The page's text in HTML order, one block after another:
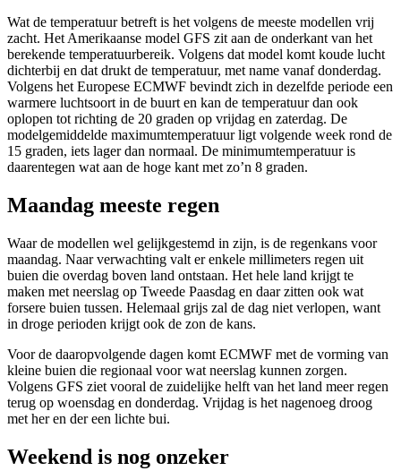
Wat de temperatuur betreft is het volgens de meeste modellen vrij
zacht. Het Amerikaanse model GFS zit aan de onderkant van het
berekende temperatuurbereik. Volgens dat model komt koude lucht
dichterbij en dat drukt de temperatuur, met name vanaf donderdag.
Volgens het Europese ECMWF bevindt zich in dezelfde periode een
warmere luchtsoort in de buurt en kan de temperatuur dan ook
oplopen tot richting de 20 graden op vrijdag en zaterdag. De
modelgemiddelde maximumtemperatuur ligt volgende week rond de
15 graden, iets lager dan normaal. De minimumtemperatuur is
daarentegen wat aan de hoge kant met zo’n 8 graden.
Maandag meeste regen
Waar de modellen wel gelijkgestemd in zijn, is de regenkans voor
maandag. Naar verwachting valt er enkele millimeters regen uit
buien die overdag boven land ontstaan. Het hele land krijgt te
maken met neerslag op Tweede Paasdag en daar zitten ook wat
forsere buien tussen. Helemaal grijs zal de dag niet verlopen, want
in droge perioden krijgt ook de zon de kans.
Voor de daaropvolgende dagen komt ECMWF met de vorming van
kleine buien die regionaal voor wat neerslag kunnen zorgen.
Volgens GFS ziet vooral de zuidelijke helft van het land meer regen
terug op woensdag en donderdag. Vrijdag is het nagenoeg droog
met her en der een lichte bui.
Weekend is nog onzeker